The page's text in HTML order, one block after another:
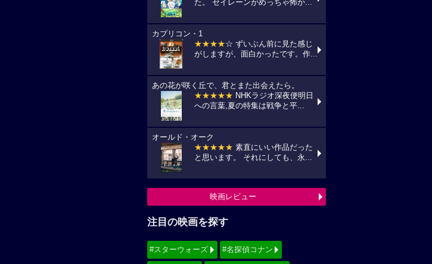
た。 セイレーンがめっちゃ怖か...
カプリコン・1
★★★★☆ ずいぶん前に見た感じ
がしますが、面白かったです。作...
あの花が咲く丘で、君とまた出会えたら。
★★★★★ NHKラジオ深夜便明日
への言葉,夏の特集は戦争と平...
オールド・オーク
★★★★★ 素直にいい作品だった
と思います。 それにしても、永...
映画レビュー
注目の映画を探す
#スターウォーズ #名探偵コナン